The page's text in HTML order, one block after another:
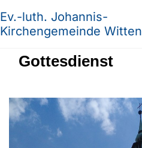
Ev.-luth. Johannis-
Kirchengemeinde Witten
Gottesdienst